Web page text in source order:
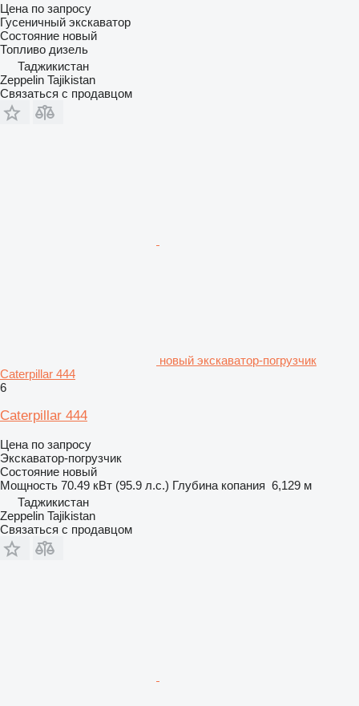
Цена по запросу
Гусеничный экскаватор
Состояние новый
Топливо дизель
Таджикистан
Zeppelin Tajikistan
Связаться с продавцом
новый экскаватор-погрузчик
Caterpillar 444
6
Caterpillar 444
Цена по запросу
Экскаватор-погрузчик
Состояние новый
Мощность 70.49 кВт (95.9 л.с.) Глубина копания 6,129 м
Таджикистан
Zeppelin Tajikistan
Связаться с продавцом